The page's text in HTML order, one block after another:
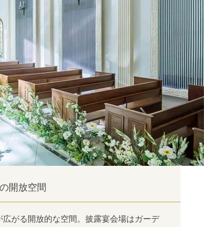
開放空間
がる開放的な空間。披露宴会場はガーデ